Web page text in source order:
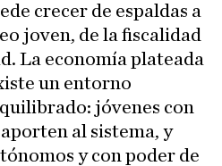
crecer de espaldas a
joven, de la fiscalidad
La economía plateada
un entorno
jóvenes con
al sistema, y
y con poder de